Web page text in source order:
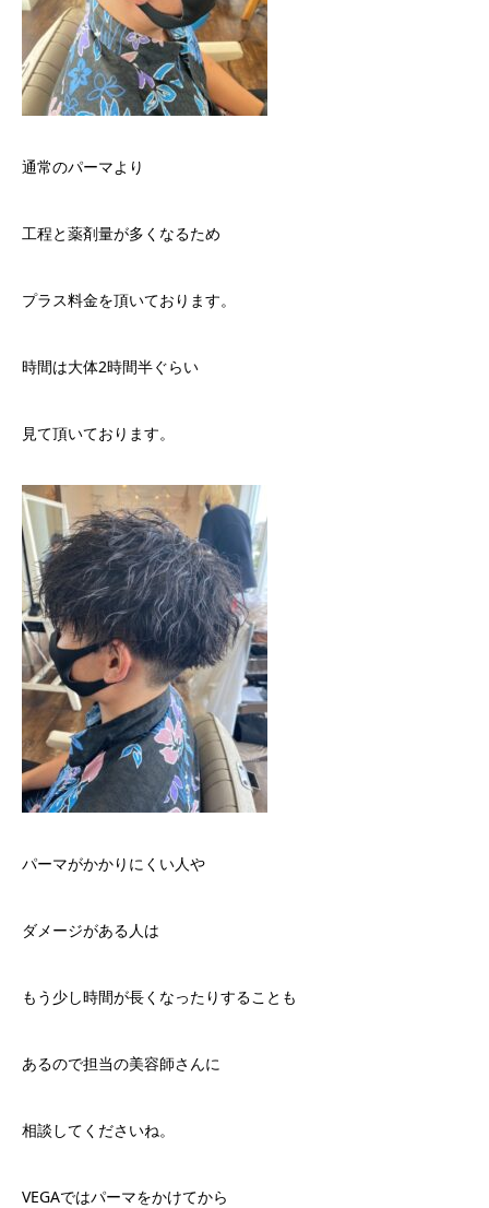
通常のパーマより
工程と薬剤量が多くなるため
プラス料金を頂いております。
時間は大体2時間半ぐらい
見て頂いております。
パーマがかかりにくい人や
ダメージがある人は
もう少し時間が長くなったりすることも
あるので担当の美容師さんに
相談してくださいね。
VEGAではパーマをかけてから